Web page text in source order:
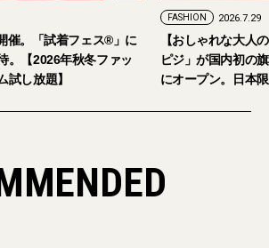
おしゃれな大人のアイウェア】パリ発「イジ
ジ」が国内初の旗艦店をキャットストリート
オープン。日本限定サングラスも登場